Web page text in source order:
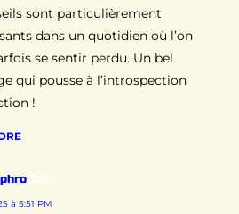
sont particulièrement
dans un quotidien où l’on
se sentir perdu. Un bel
qui pousse à l’introspection
!
Dit :
à 5:51 PM